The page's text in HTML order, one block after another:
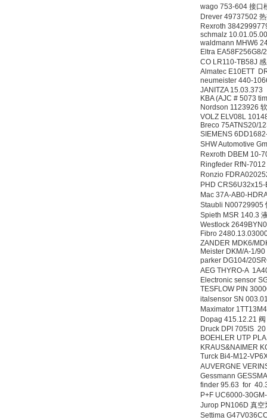
wago 753-604 接口
Drever 49737502
Rexroth
schmalz
waldmann MHW6
Eltra EA58F256G8/
CO LR110-TB58J
Almatec E10ETT
neumeister 440-
JANITZA 15.03.373
KBA (AJC # 5073
Nordson 1123926
VOLZ ELV08L
Breco 75ATNS20/
SIEMENS
SHW Automotive
Rexroth DBEM 10-
Ringfeder RfN-
Ronzio
PHD CRS6U32x15-
Mac 37A-AB0-
Staubli N00729905
Spieth MSR 140.3
Westlock
Fibro
ZANDER MDK6/
Meister DKM/A-1/90
parker DG104/
AEG THYRO-A
Electronic sensor
TESFLOW PIN
italsensor SN
Maximator
Dopag 415.12.21 阀
Druck DPI 705IS
BOEHLER UTP
KRAUS&NAIMER
Turck Bi4-M12-
AUVERGNE
Gessmann
finder 95.63 for
P+F UC6000-
Jurop PN106D 真空
Settima